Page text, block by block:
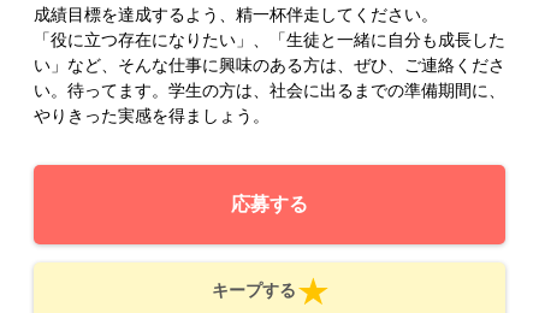
成績目標を達成するよう、精一杯伴走してください。
「役に立つ存在になりたい」、「生徒と一緒に自分も成長した
い」など、そんな仕事に興味のある方は、ぜひ、ご連絡くださ
い。待ってます。学生の方は、社会に出るまでの準備期間に、
やりきった実感を得ましょう。
応募する
キープする